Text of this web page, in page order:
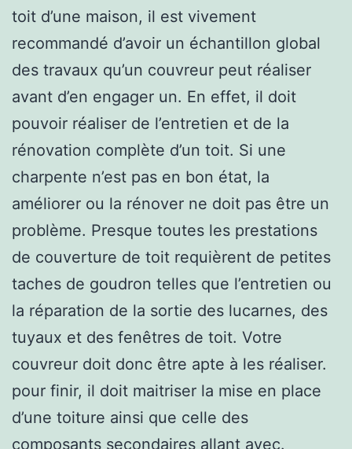
toit d’une maison, il est vivement
recommandé d’avoir un échantillon global
des travaux qu’un couvreur peut réaliser
avant d’en engager un. En effet, il doit
pouvoir réaliser de l’entretien et de la
rénovation complète d’un toit. Si une
charpente n’est pas en bon état, la
améliorer ou la rénover ne doit pas être un
problème. Presque toutes les prestations
de couverture de toit requièrent de petites
taches de goudron telles que l’entretien ou
la réparation de la sortie des lucarnes, des
tuyaux et des fenêtres de toit. Votre
couvreur doit donc être apte à les réaliser.
pour finir, il doit maitriser la mise en place
d’une toiture ainsi que celle des
composants secondaires allant avec.